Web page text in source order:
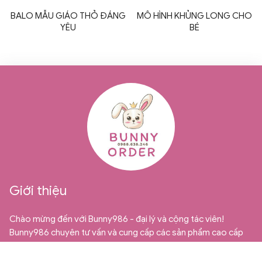
BALO MẪU GIÁO THỎ ĐÁNG
YÊU
MÔ HÌNH KHỦNG LONG CHO
BÉ
Giới thiệu
Chào mừng đến với Bunny986 - đại lý và cộng tác viên!
Bunny986 chuyên tư vấn và cung cấp các sản phẩm cao cấp